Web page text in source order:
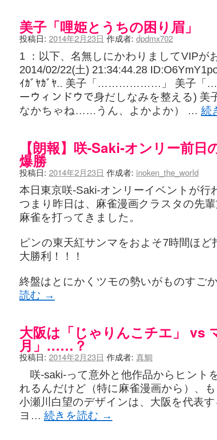
美子「哩姫とうちの困り眉」
投稿日: 2014年2月23日 作成者: dpdmx702
1 ：以下、名無しにかわりましてVIPが
2014/02/22(土) 21:34:44.28
ｲｶﾞﾔｶﾞﾔ.. 美子「………………」 美子
ーウィンドウで身だしなみを整える) 美
なかちゃね……うん、よかよか） … 続
【朗報】咲-Saki-オンリー前日
爆勝
投稿日: 2014年2月23日 作成者: inoken_the_world
本日東京咲-Saki-オンリーイベントが行
つまり昨日は、麻雀漫画クラスタの先
麻雀を打ってきました。
ピンの東天紅サンマをおよそ7時間ほ
大勝利！！！
終盤はとにかくツモの勢いがものすご
読む →
大阪は「じゃりんこチエ」 vs
月」……？
投稿日: 2014年2月23日 作成者: 真鯛
咲-saki-って意外と他作品からヒント
れるんだけど（特に麻雀漫画から）、
小瀬川白望のデザインは、大阪を代表
ヨ… 続きを読む →